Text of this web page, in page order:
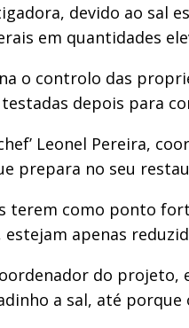
devido ao sal
em quantidades
o controlo das
depois para
Leonel Pereira,
prepara no seu
terem como ponto
apenas
do projeto,
a sal, até